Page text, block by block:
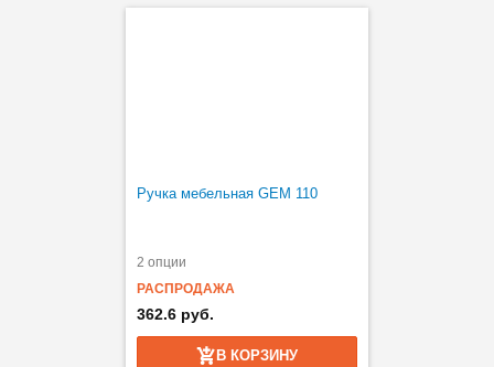
Ручка мебельная GEM 110
2 опции
РАСПРОДАЖА
362.6 руб.
В КОРЗИНУ